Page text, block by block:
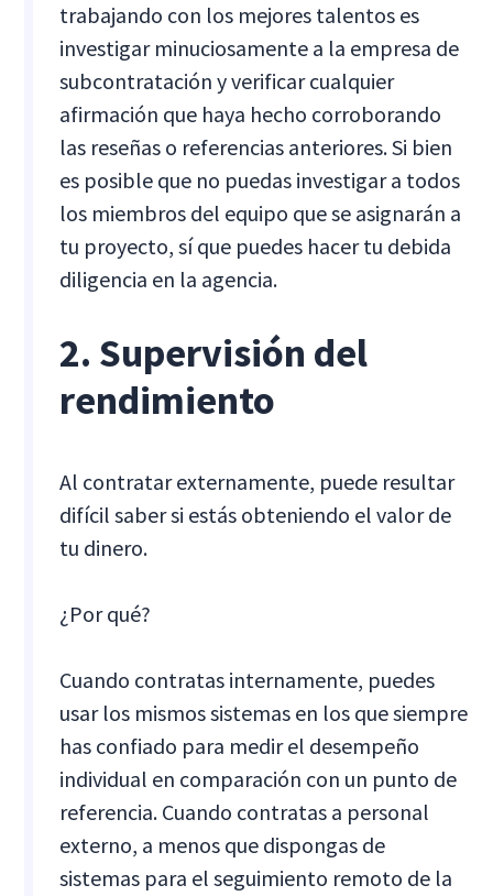
trabajando con los mejores talentos es
investigar minuciosamente a la empresa de
subcontratación y verificar cualquier
afirmación que haya hecho corroborando
las reseñas o referencias anteriores. Si bien
es posible que no puedas investigar a todos
los miembros del equipo que se asignarán a
tu proyecto, sí que puedes hacer tu debida
diligencia en la agencia.
2. Supervisión del
rendimiento
Al contratar externamente, puede resultar
difícil saber si estás obteniendo el valor de
tu dinero.
¿Por qué?
Cuando contratas internamente, puedes
usar los mismos sistemas en los que siempre
has confiado para medir el desempeño
individual en comparación con un punto de
referencia. Cuando contratas a personal
externo, a menos que dispongas de
sistemas para el seguimiento remoto de la